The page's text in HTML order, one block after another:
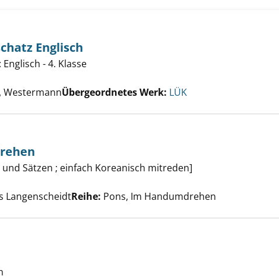
Wortschatz Englisch anzeigen
Englisch
- 4. Klasse
WestermannÜbergeordnetes Werk: LÜK
Handumdrehen anzeigen
Sätzen ; einfach Koreanisch mitreden]
LangenscheidtReihe: Pons, Im Handumdrehen
anzeigen